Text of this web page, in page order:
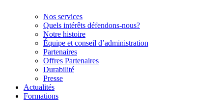
Nos services
Quels intérêts défendons-nous?
Notre histoire
Équipe et conseil d’administration
Partenaires
Offres Partenaires
Durabilité
Presse
Actualités
Formations